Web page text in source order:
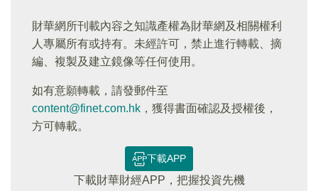
財華網所刊載內容之知識產權為財華網及相關權利
人專屬所有或持有。未經許可，禁止進行轉載、摘
編、複製及建立鏡像等任何使用。
如有意願轉載，請發郵件至
content@finet.com.hk ，獲得書面確認及授權後，
方可轉載。
下載APP
下載財華財經APP，把握投資先機